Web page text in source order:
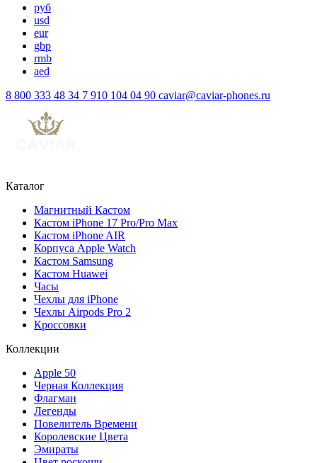
руб
usd
eur
gbp
rmb
aed
8 800 333 48 34 7 910 104 04 90 caviar@caviar-phones.ru
Каталог
Магнитный Кастом
Кастом iPhone 17 Pro/Pro Max
Кастом iPhone AIR
Корпуса Apple Watch
Кастом Samsung
Кастом Huawei
Часы
Чехлы для iPhone
Чехлы Airpods Pro 2
Кроссовки
Коллекции
Apple 50
Черная Коллекция
Флагман
Легенды
Повелитель Времени
Королевские Цвета
Эмираты